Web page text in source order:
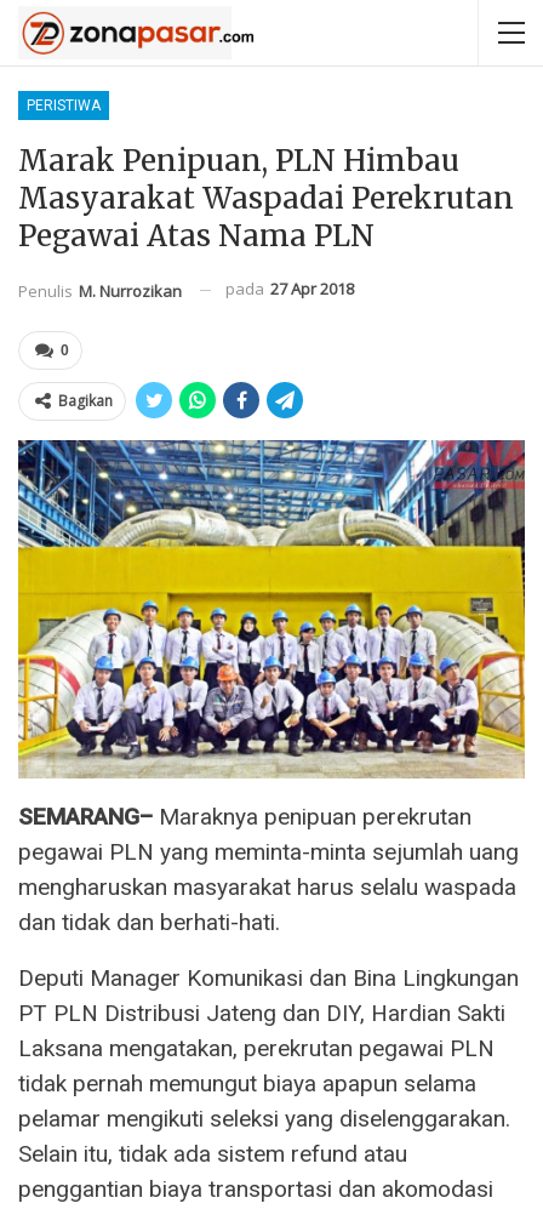
PERISTIWA
Marak Penipuan, PLN Himbau
Masyarakat Waspadai Perekrutan
Pegawai Atas Nama PLN
Penulis M. Nurrozikan pada 27 Apr 2018
0
Bagikan
SEMARANG– Maraknya penipuan perekrutan
pegawai PLN yang meminta-minta sejumlah uang
mengharuskan masyarakat harus selalu waspada
dan tidak dan berhati-hati.
Deputi Manager Komunikasi dan Bina Lingkungan
PT PLN Distribusi Jateng dan DIY, Hardian Sakti
Laksana mengatakan, perekrutan pegawai PLN
tidak pernah memungut biaya apapun selama
pelamar mengikuti seleksi yang diselenggarakan.
Selain itu, tidak ada sistem refund atau
penggantian biaya transportasi dan akomodasi